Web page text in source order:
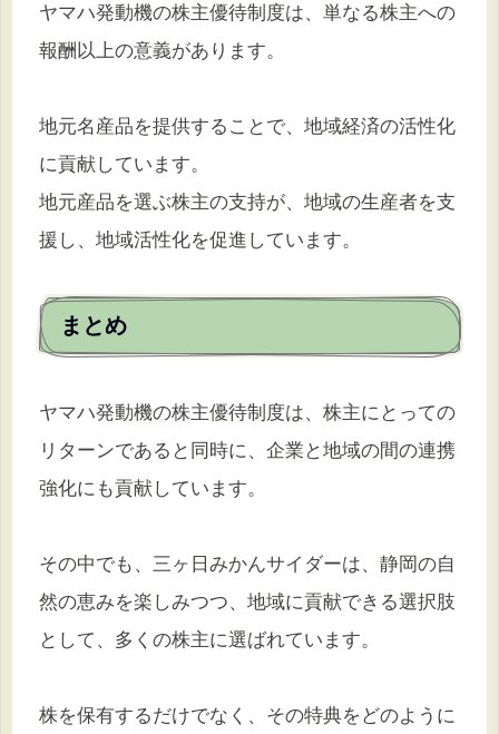
ヤマハ発動機の株主優待制度は、単なる株主への
報酬以上の意義があります。
地元名産品を提供することで、地域経済の活性化
に貢献しています。
地元産品を選ぶ株主の支持が、地域の生産者を支
援し、地域活性化を促進しています。
まとめ
ヤマハ発動機の株主優待制度は、株主にとっての
リターンであると同時に、企業と地域の間の連携
強化にも貢献しています。
その中でも、三ヶ日みかんサイダーは、静岡の自
然の恵みを楽しみつつ、地域に貢献できる選択肢
として、多くの株主に選ばれています。
株を保有するだけでなく、その特典をどのように